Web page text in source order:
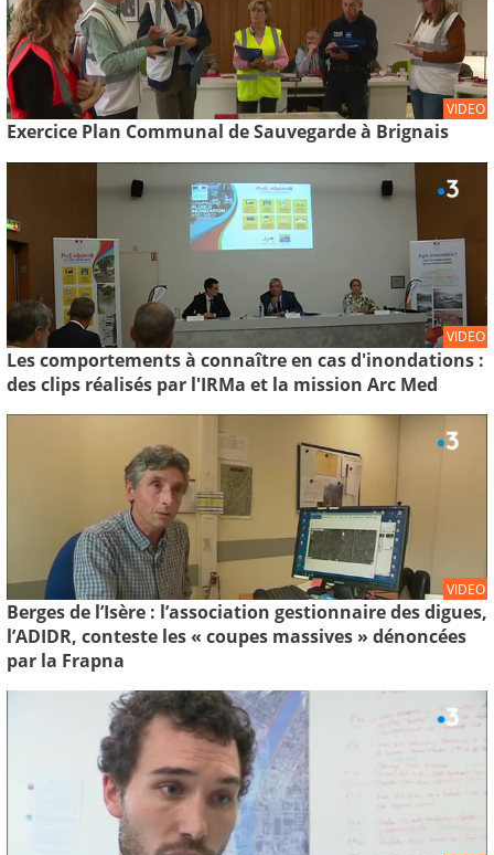
VIDEO
Exercice Plan Communal de Sauvegarde à Brignais
VIDEO
Les comportements à connaître en cas d'inondations :
des clips réalisés par l'IRMa et la mission Arc Med
VIDEO
Berges de l’Isère : l’association gestionnaire des digues,
l’ADIDR, conteste les « coupes massives » dénoncées
par la Frapna